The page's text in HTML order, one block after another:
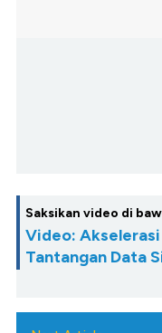
Saksikan video di
Video:
Tantangan Data